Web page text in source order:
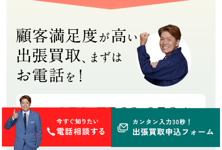
050-7562-0584
総合受付センター 8:00～19:00